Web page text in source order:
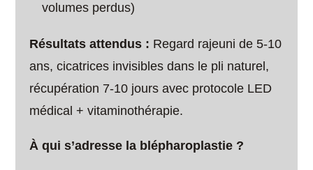
volumes perdus)
Résultats attendus : Regard rajeuni de 5-10
ans, cicatrices invisibles dans le pli naturel,
récupération 7-10 jours avec protocole LED
médical + vitaminothérapie.
À qui s’adresse la blépharoplastie ?